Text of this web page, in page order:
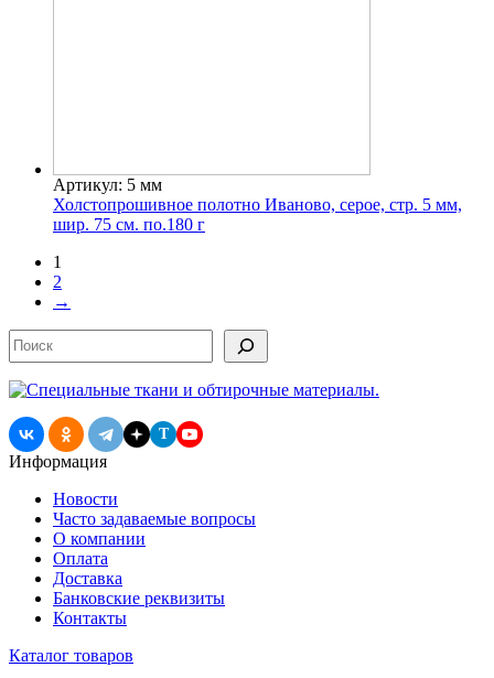
Артикул: 5 мм
Холстопрошивное полотно Иваново, серое, стр. 5 мм,
шир. 75 см. по.180 г
1
2
→
Поиск
T
Информация
Новости
Часто задаваемые вопросы
О компании
Оплата
Доставка
Банковские реквизиты
Контакты
Каталог товаров